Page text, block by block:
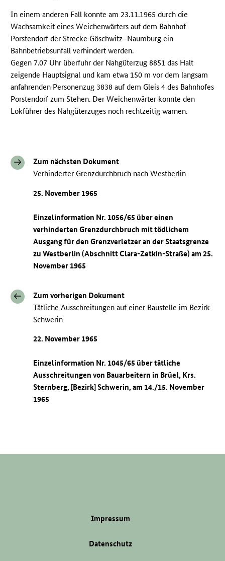
In einem anderen Fall konnte am 23.11.1965 durch die
Wachsamkeit eines Weichenwärters auf dem Bahnhof
Porstendorf der Strecke Göschwitz–Naumburg ein
Bahnbetriebsunfall verhindert werden.
Gegen 7.07 Uhr überfuhr der Nahgüterzug 8851 das Halt
zeigende Hauptsignal und kam etwa 150 m vor dem langsam
anfahrenden Personenzug 3838 auf dem Gleis 4 des Bahnhofes
Porstendorf zum Stehen. Der Weichenwärter konnte den
Lokführer des Nahgüterzuges noch rechtzeitig warnen.
Zum nächsten Dokument
Verhinderter Grenzdurchbruch nach Westberlin
25. November 1965
Einzelinformation Nr. 1056/65 über einen
verhinderten Grenzdurchbruch mit tödlichem
Ausgang für den Grenzverletzer an der Staatsgrenze
zu Westberlin (Abschnitt Clara-Zetkin-Straße) am 25.
November 1965
Zum vorherigen Dokument
Tätliche Ausschreitungen auf einer Baustelle im Bezirk
Schwerin
22. November 1965
Einzelinformation Nr. 1045/65 über tätliche
Ausschreitungen von Bauarbeitern in Brüel, Krs.
Sternberg, [Bezirk] Schwerin, am 14./15. November
1965
Impressum
Datenschutz